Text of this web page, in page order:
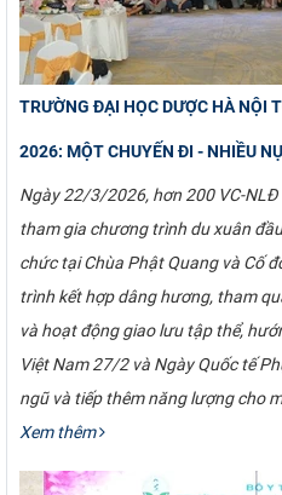
TRƯỜNG ĐẠI HỌC DƯỢC HÀ NỘI
2026: MỘT CHUYẾN ĐI - NHIỀU
Ngày 22/3/2026, hơn 200 VC-
tham gia chương trình du xuân
chức tại Chùa Phật Quang và Cố
trình kết hợp dâng hương, tham
và hoạt động giao lưu tập thể,
Việt Nam 27/2 và Ngày Quốc tế
ngũ và tiếp thêm năng lượng cho
Xem thêm